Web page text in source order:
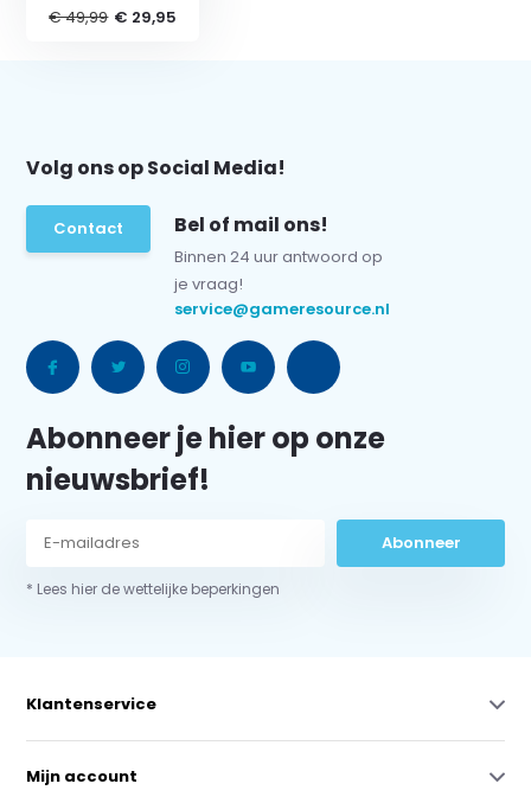
€ 49,99 € 29,95
Volg ons op Social Media!
Contact Bel of mail ons!
Binnen 24 uur antwoord op
je vraag!
service@gameresource.nl
Abonneer je hier op onze
nieuwsbrief!
Abonneer
* Lees hier de wettelijke beperkingen
Klantenservice
Mijn account